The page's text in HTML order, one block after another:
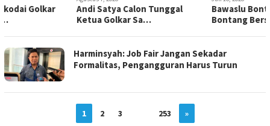
Andi Satya Calon Tunggal
Ketua Golkar Sa…
Bawaslu Bontang dan JMSI
Bontang Bersine…
Harminsyah: Job Fair Jangan Sekadar
Formalitas, Pengangguran Harus Turun
1 2 3 253 »